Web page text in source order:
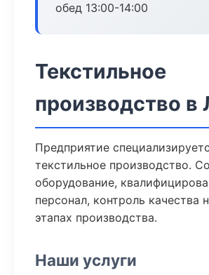
обед 13:00-14:00
Текстильное
производство в
Предприятие
текстильное производство.
оборудование,
персонал, контроль качества
этапах производства.
Наши услуги